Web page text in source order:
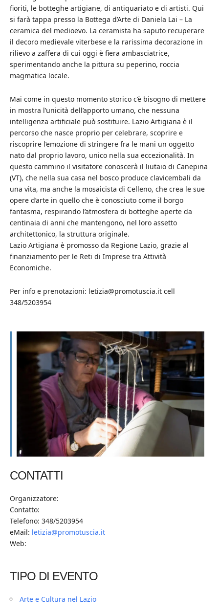
fioriti, le botteghe artigiane, di antiquariato e di artisti. Qui
si farà tappa presso la Bottega d’Arte di Daniela Lai – La
ceramica del medioevo. La ceramista ha saputo recuperare
il decoro medievale viterbese e la rarissima decorazione in
rilievo a zaffera di cui oggi è fiera ambasciatrice,
sperimentando anche la pittura su peperino, roccia
magmatica locale.
Mai come in questo momento storico c’è bisogno di mettere
in mostra l’unicità dell’apporto umano, che nessuna
intelligenza artificiale può sostituire. Lazio Artigiana è il
percorso che nasce proprio per celebrare, scoprire e
riscoprire l’emozione di stringere fra le mani un oggetto
nato dal proprio lavoro, unico nella sua eccezionalità. In
questo cammino il visitatore conoscerà il liutaio di Canepina
(VT), che nella sua casa nel bosco produce clavicembali da
una vita, ma anche la mosaicista di Celleno, che crea le sue
opere d’arte in quello che è conosciuto come il borgo
fantasma, respirando l’atmosfera di botteghe aperte da
centinaia di anni che mantengono, nel loro assetto
architettonico, la struttura originale.
Lazio Artigiana è promosso da Regione Lazio, grazie al
finanziamento per le Reti di Imprese tra Attività
Economiche.
Per info e prenotazioni: letizia@promotuscia.it cell
348/5203954
CONTATTI
Organizzatore:
Contatto:
Telefono: 348/5203954
eMail: letizia@promotuscia.it
Web:
TIPO DI EVENTO
Arte e Cultura nel Lazio